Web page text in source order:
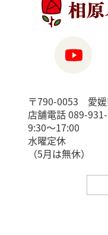
〒790-0053 愛媛
店舗電話 089-
9:30〜17:00
水曜定休
（5月は無休）